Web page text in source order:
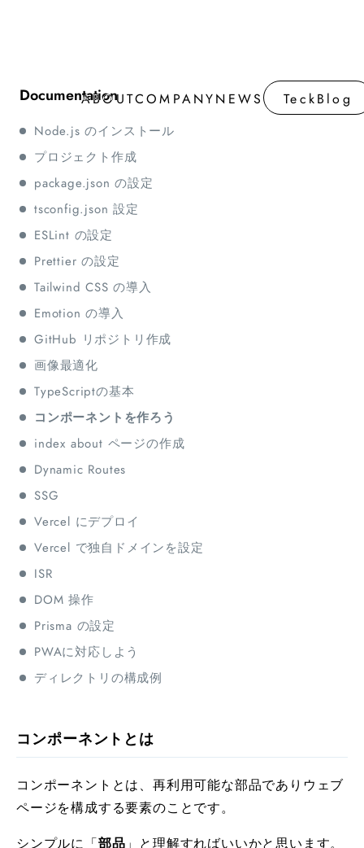
ABOUT
ABOUT
COMPANY
COMPANY
NEWS
TeckBlog
Node.js のインストール
プロジェクト作成
package.json の設定
tsconfig.json 設定
ESLint の設定
Prettier の設定
Tailwind CSS の導入
Emotion の導入
GitHub リポジトリ作成
画像最適化
TypeScriptの基本
コンポーネントを作ろう
index about ページの作成
Dynamic Routes
SSG
Vercel にデプロイ
Vercel で独自ドメインを設定
ISR
DOM 操作
Prisma の設定
PWAに対応しよう
ディレクトリの構成例
コンポーネントとは
コンポーネントとは、再利用可能な部品でありウェブ
ページを構成する要素のことです。
シンプルに「部品」と理解すればいいかと思います。